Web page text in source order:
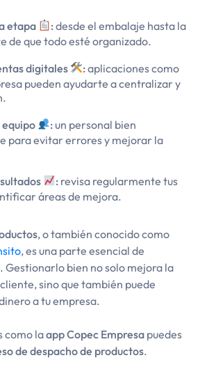
etapa :desde el embalaje hasta la
de que todo esté organizado.
digitales
:aplicaciones como
pueden ayudarte a centralizar y
: un personal bien
para evitar errores y mejorar la
: revisa regularmente tus
áreas de mejora.
, o también conocido como
, es una parte esencial de
Gestionarlo bien no solo mejora la
sino que también puede
a tu empresa.
como laapp Copec Empresa puedes
de despacho de productos.